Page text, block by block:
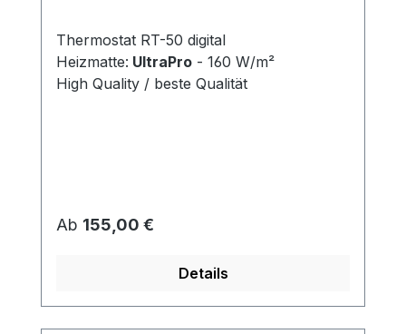
Thermostat RT-50 digital
Heizmatte: UltraPro - 160 W/m²
High Quality / beste Qualität
Regulärer Preis:
Ab 155,00 €
Details